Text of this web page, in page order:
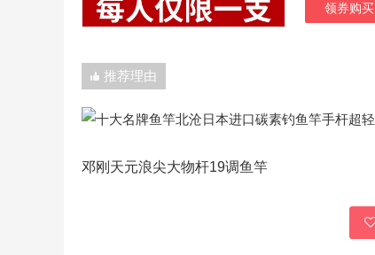
领券购买
推荐理由
邓刚天元浪尖大物杆19调鱼竿